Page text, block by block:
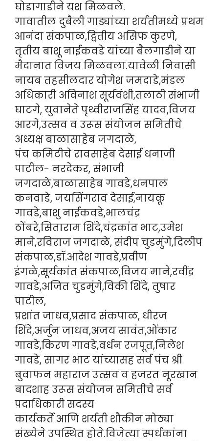
घोडागाडीने यश मिळवले.
गावातील दुबैली गाड्यांच्या शर्यतीमध्ये प्रथम
आनंदा संकपाळ,द्वितीय असिफ कुरणे,
तृतीय बाशू नाईकवडे यांच्या बैलगाडीने या
मैदानात विजय मिळवला.यावेळी निवासी
नायब तहसीलदार योगेश जमदाडे,मंडल
अधिकारी अविनाश सूर्यवंशी,तलाठी संभाजी
घाटगे, युवानेते पृथ्वीराजसिंह यादव,विजय
आरगे,उत्सव व उरूस संयोजन समितीचे
अध्यक्ष बाळासाहेब जगदाळे,
पंच कमिटीचे रावसाहेब देसाई धनाजी
पाटील- नरदेकर, संभाजी
जगदाळे,बाळासाहेब गावडे,धनपाल
कनवाडे, जयसिंगराव देसाई,नायकू
गावडे,बाशु नाईकवडे,भालचंद्र
ठोंबरे,सिताराम शिंदे,चंद्रकांत भाट,उमेश
माने,रविराज जगदाळे, संदीप चुडमुंगे,दिलीप
संकपाळ,डॉ.आदेश गावडे,प्रवीण
इंगळे,सूर्यकांत संकपाळ,विजय माने,रवींद्र
गावडे,अजित चुडमुंगे,विकी शिंदे, तुषार
पाटील,
प्रशांत जाधव,प्रसाद संकपाळ, धीरज
शिंदे,अर्जुन जाधव,अजय सावंत,ओंकार
गावडे,किरण गावडे,वर्धन रजपूत,निलेश
गावडे, सागर भाट यांच्यासह सर्व पंच श्री
बुवाफन महाराज उत्सव व हजरत नूरखान
बादशाह उरूस संयोजन समितीचे सर्व
पदाधिकारी सदस्य
कार्यकर्ते आणि शर्यती शौकीन मोठ्या
संख्येने उपस्थित होते.विजेत्या स्पर्धकांना